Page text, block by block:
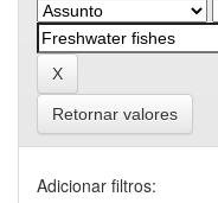
Retornar valores
Adicionar filtros: